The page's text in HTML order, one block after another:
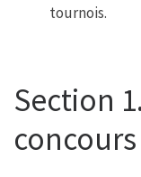
tournois.
Section
concours